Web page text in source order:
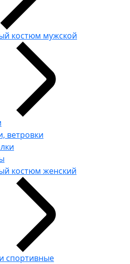
костюм мужской
ветровки
костюм женский
спортивные